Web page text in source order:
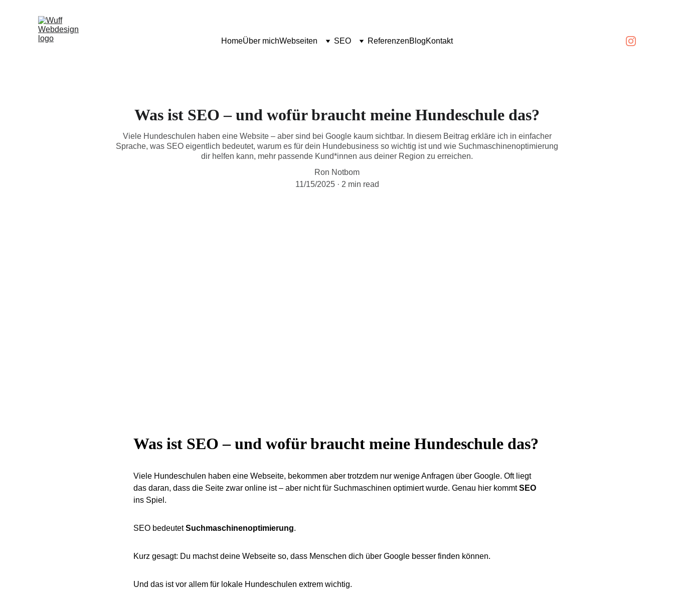
HomeÜber michWebseiten SEO ReferenzenBlogKontakt
Was ist SEO – und wofür braucht meine Hundeschule das?
Viele Hundeschulen haben eine Website – aber sind bei Google kaum sichtbar. In diesem Beitrag erkläre ich in einfacher
Sprache, was SEO eigentlich bedeutet, warum es für dein Hundebusiness so wichtig ist und wie Suchmaschinenoptimierung
dir helfen kann, mehr passende Kund*innen aus deiner Region zu erreichen.
Ron Notbom
11/15/2025
2 min read
Was ist SEO – und wofür braucht meine Hundeschule das?
Viele Hundeschulen haben eine Webseite, bekommen aber trotzdem nur wenige Anfragen über Google. Oft liegt
das daran, dass die Seite zwar online ist – aber nicht für Suchmaschinen optimiert wurde. Genau hier kommt SEO
ins Spiel.
SEO bedeutet Suchmaschinenoptimierung.
Kurz gesagt: Du machst deine Webseite so, dass Menschen dich über Google besser finden können.
Und das ist vor allem für lokale Hundeschulen extrem wichtig.